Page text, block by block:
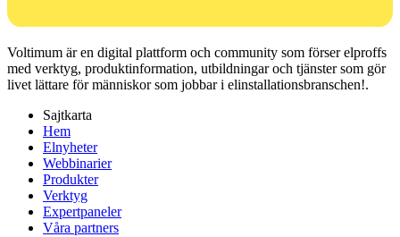
Voltimum är en digital plattform och community som förser elproffs
med verktyg, produktinformation, utbildningar och tjänster som gör
livet lättare för människor som jobbar i elinstallationsbranschen!.
Sajtkarta
Hem
Elnyheter
Webbinarier
Produkter
Verktyg
Expertpaneler
Våra partners